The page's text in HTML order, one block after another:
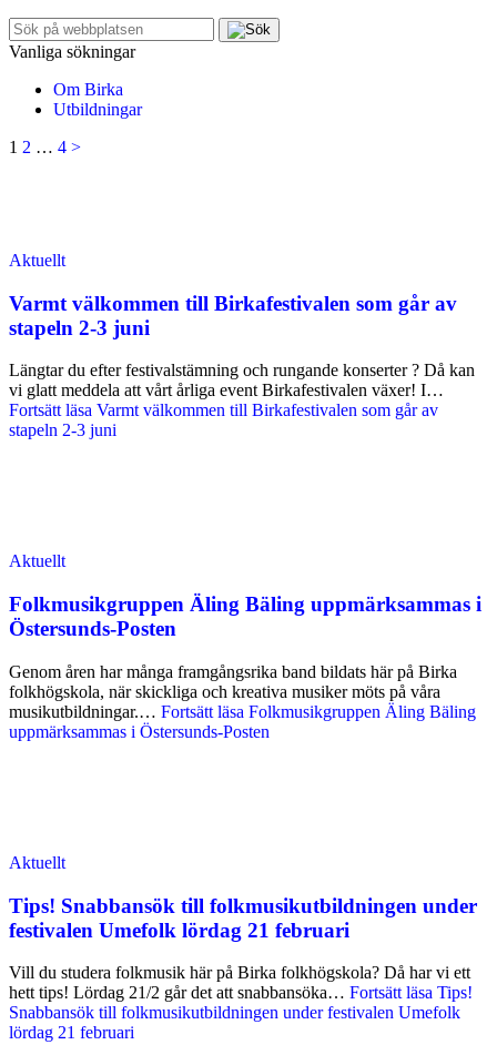
Sök
efter:
Vanliga sökningar
Om Birka
Utbildningar
Sidnumrering
1 2 … 4 >
Aktuellt
Varmt välkommen till Birkafestivalen som går av
stapeln 2-3 juni
Längtar du efter festivalstämning och rungande konserter ? Då kan
vi glatt meddela att vårt årliga event Birkafestivalen växer! I…
Fortsätt läsa Varmt välkommen till Birkafestivalen som går av
stapeln 2-3 juni
Aktuellt
Folkmusikgruppen Äling Bäling uppmärksammas i
Östersunds-Posten
Genom åren har många framgångsrika band bildats här på Birka
folkhögskola, när skickliga och kreativa musiker möts på våra
musikutbildningar.… Fortsätt läsa Folkmusikgruppen Äling Bäling
uppmärksammas i Östersunds-Posten
Aktuellt
Tips! Snabbansök till folkmusikutbildningen under
festivalen Umefolk lördag 21 februari
Vill du studera folkmusik här på Birka folkhögskola? Då har vi ett
hett tips! Lördag 21/2 går det att snabbansöka… Fortsätt läsa Tips!
Snabbansök till folkmusikutbildningen under festivalen Umefolk
lördag 21 februari